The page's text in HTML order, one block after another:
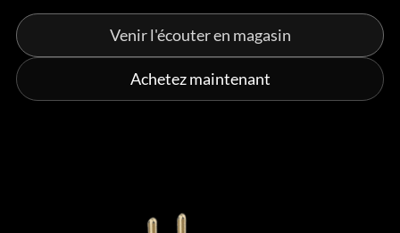
Achetez maintenant
Venir l'écouter en magasin